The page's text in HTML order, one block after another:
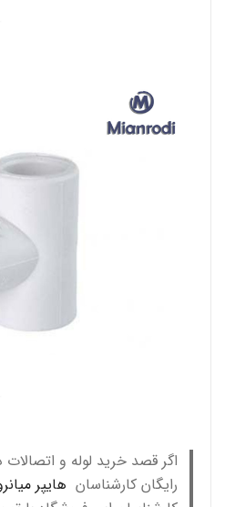
اگر قصد خرید لوله و اتصالات
رایگان کارشناسان هایپر